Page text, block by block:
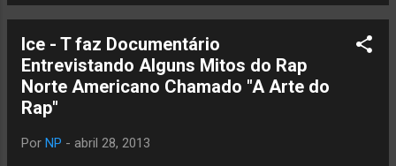
Produção Executiva: Ju...
intercalado por cenas dos filhos de Mauro
Tamires, mostrando o cotidiano da Favela
do Boqueirão, onde moram e onde viveu
Sabotage após a saída do Canão. Os
reportagem para uma visita ao que restou
Ice - T faz Documentário
Entrevistando Alguns Mitos do Rap
Norte Americano Chamado "A Arte do
Rap"
Por NP - abril 28, 2013